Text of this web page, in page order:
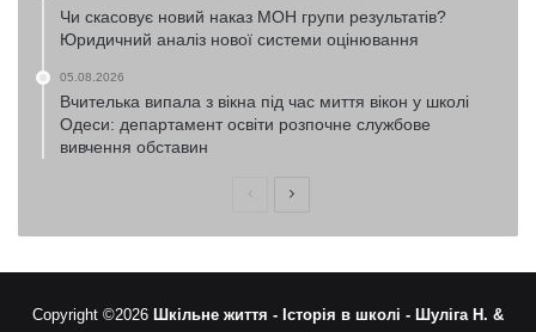
Чи скасовує новий наказ МОН групи результатів?
Юридичний аналіз нової системи оцінювання
05.08.2026
Вчителька випала з вікна під час миття вікон у школі
Одеси: департамент освіти розпочне службове
вивчення обставин
ПопередняНаступна
Copyright ©2026 Шкільне життя - Історія в школі - Шуліга Н. &